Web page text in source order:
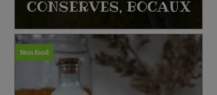
CONSERVES, BOCAUX
Non food